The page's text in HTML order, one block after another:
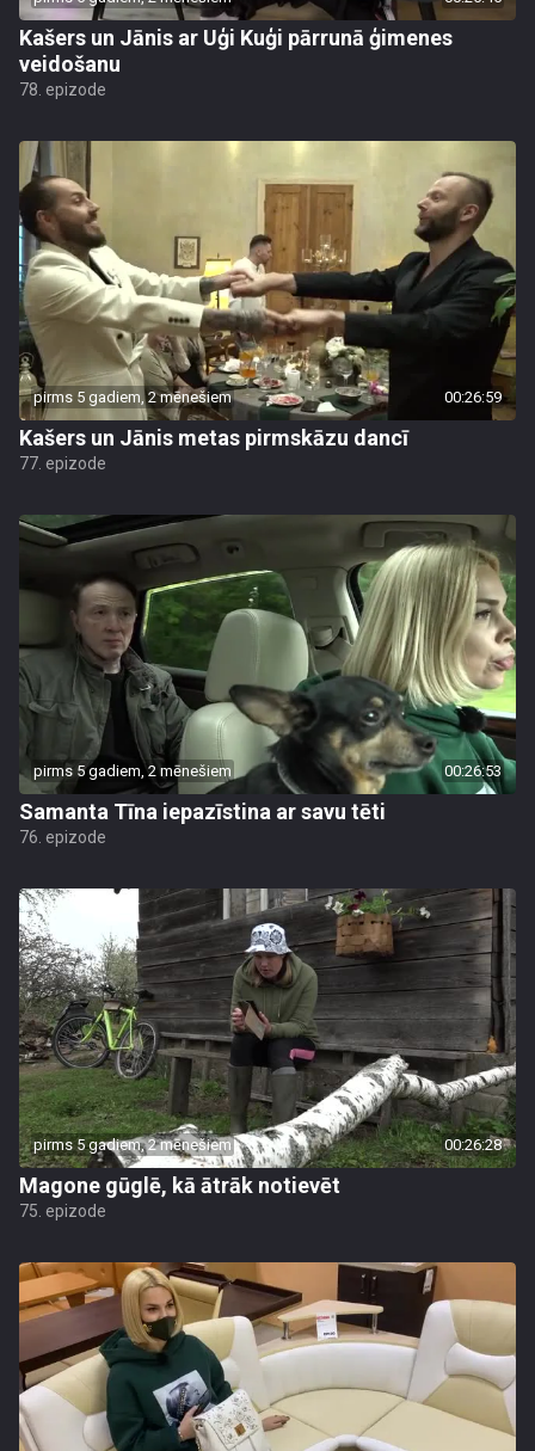
Kašers un Jānis ar Uģi Kuģi pārrunā ģimenes
veidošanu
78. epizode
pirms 5 gadiem, 2 mēnešiem 00:26:59
Kašers un Jānis metas pirmskāzu dancī
77. epizode
pirms 5 gadiem, 2 mēnešiem 00:26:53
Samanta Tīna iepazīstina ar savu tēti
76. epizode
pirms 5 gadiem, 2 mēnešiem 00:26:28
Magone gūglē, kā ātrāk notievēt
75. epizode